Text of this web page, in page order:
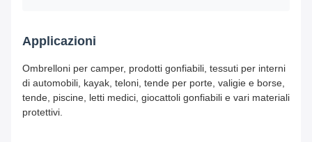
Applicazioni
Ombrelloni per camper, prodotti gonfiabili, tessuti per interni
di automobili, kayak, teloni, tende per porte, valigie e borse,
tende, piscine, letti medici, giocattoli gonfiabili e vari materiali
protettivi.